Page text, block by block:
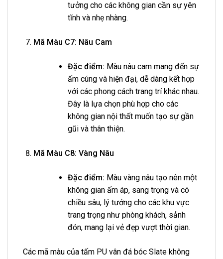
tưởng cho các không gian cần sự yên
tĩnh và nhẹ nhàng.
Mã Màu C7: Nâu Cam
Đặc điểm: Màu nâu cam mang đến sự
ấm cúng và hiện đại, dễ dàng kết hợp
với các phong cách trang trí khác nhau.
Đây là lựa chọn phù hợp cho các
không gian nội thất muốn tạo sự gần
gũi và thân thiện.
Mã Màu C8: Vàng Nâu
Đặc điểm: Màu vàng nâu tạo nên một
không gian ấm áp, sang trọng và có
chiều sâu, lý tưởng cho các khu vực
trang trọng như phòng khách, sảnh
đón, mang lại vẻ đẹp vượt thời gian.
Các mã màu của tấm PU vân đá bóc Slate không